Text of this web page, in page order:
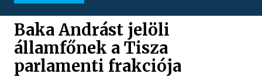
Baka Andrást jelöli
államfőnek a Tisza
parlamenti frakciója